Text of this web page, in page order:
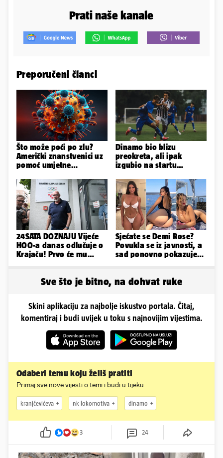
Prati naše kanale
Preporučeni članci
Što može poći po zlu?
Američki znanstvenici uz
pomoć umjetne
viruse
Dinamo bio blizu
preokreta, ali ipak
izgubio na startu
24SATA DOZNAJU Vijeće
HOO-a danas odlučuje o
Krajaču! Prvo će mu
Sjećate se Demi Rose?
Povukla se iz javnosti, a
sad ponovno pokazuje
Sve što je bitno, na dohvat ruke
Skini aplikaciju za najbolje iskustvo portala. Čitaj,
komentiraj i budi uvijek u toku s najnovijim vijestima.
Odaberi temu koju želiš pratiti
Primaj sve nove vijesti o temi i budi u tijeku
kranjčevićeva nk lokomotiva dinamo
3 24